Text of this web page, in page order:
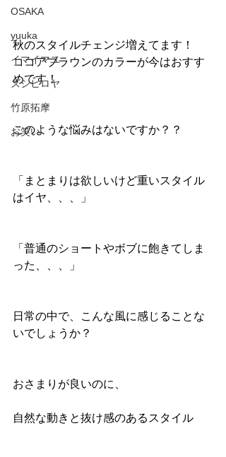
OSAKA
yuuka
イマイマユ
ズシヒロヤ
竹原拓摩
お笑い
秋のスタイルチェンジ増えてます！
ココアブラウンのカラーが今はおすす
めです！
このような悩みはないですか？？
「まとまりは欲しいけど重いスタイル
はイヤ、、、」
「普通のショートやボブに飽きてしま
った、、、」
日常の中で、こんな風に感じることな
いでしょうか？
おさまりが良いのに、
自然な動きと抜け感のあるスタイル